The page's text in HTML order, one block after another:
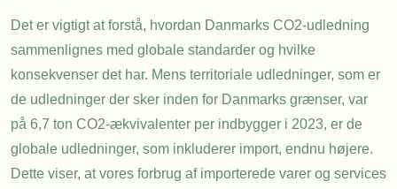
Det er vigtigt at forstå, hvordan Danmarks CO2-udledning
sammenlignes med globale standarder og hvilke
konsekvenser det har. Mens territoriale udledninger, som er
de udledninger der sker inden for Danmarks grænser, var
på 6,7 ton CO2-ækvivalenter per indbygger i 2023, er de
globale udledninger, som inkluderer import, endnu højere.
Dette viser, at vores forbrug af importerede varer og services